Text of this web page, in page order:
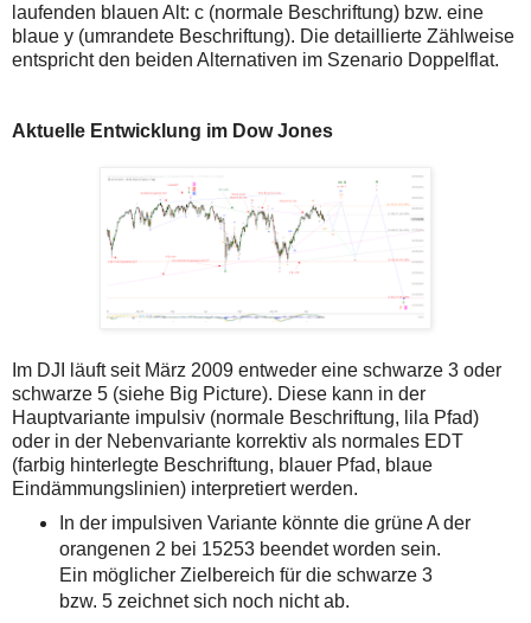
laufenden blauen Alt: c (normale Beschriftung) bzw. eine
blaue y (umrandete Beschriftung). Die detaillierte Zählweise
entspricht den beiden Alternativen im Szenario Doppelflat.
Aktuelle Entwicklung im Dow Jones
Im DJI läuft seit März 2009 entweder eine schwarze 3 oder
schwarze 5 (siehe Big Picture). Diese kann in der
Hauptvariante impulsiv (normale Beschriftung, lila Pfad)
oder in der Nebenvariante korrektiv als normales EDT
(farbig hinterlegte Beschriftung, blauer Pfad, blaue
Eindämmungslinien) interpretiert werden.
In der impulsiven Variante könnte die grüne A der
orangenen 2 bei 15253 beendet worden sein.
Ein möglicher Zielbereich für die schwarze 3
bzw. 5 zeichnet sich noch nicht ab.